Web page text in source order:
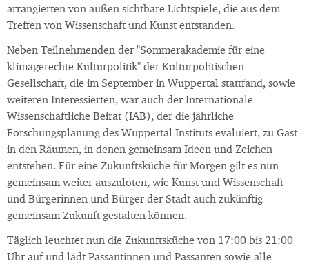
arrangierten von außen sichtbare Lichtspiele, die aus dem
Treffen von Wissenschaft und Kunst entstanden.
Neben Teilnehmenden der "Sommerakademie für eine
klimagerechte Kulturpolitik" der Kulturpolitischen
Gesellschaft, die im September in Wuppertal stattfand, sowie
weiteren Interessierten, war auch der Internationale
Wissenschaftliche Beirat (IAB), der die jährliche
Forschungsplanung des Wuppertal Instituts evaluiert, zu Gast
in den Räumen, in denen gemeinsam Ideen und Zeichen
entstehen. Für eine Zukunftsküche für Morgen gilt es nun
gemeinsam weiter auszuloten, wie Kunst und Wissenschaft
und Bürgerinnen und Bürger der Stadt auch zukünftig
gemeinsam Zukunft gestalten können.
Täglich leuchtet nun die Zukunftsküche von 17:00 bis 21:00
Uhr auf und lädt Passantinnen und Passanten sowie alle